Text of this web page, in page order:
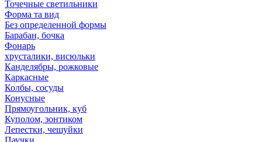
Точечные светильники
Форма та вид
Без определенной формы
Барабан, бочка
Фонарь
хрусталики, висюльки
Канделябры, рожковые
Каркасные
Колбы, сосуды
Конусные
Прямоугольник, куб
Куполом, зонтиком
Лепестки, чешуйки
Паучки